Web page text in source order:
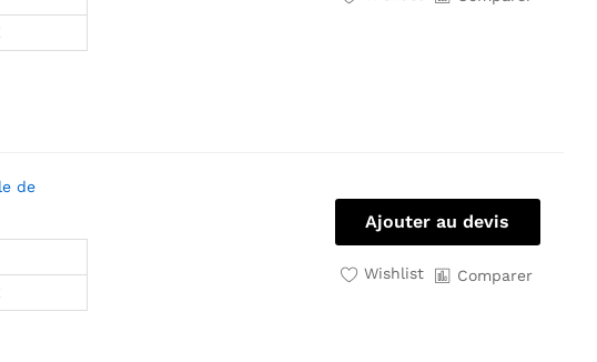
de
Ajouter au devis
Wishlist Comparer